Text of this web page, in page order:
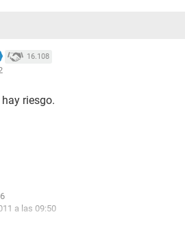
16.108
riesgo.
a las 09:50